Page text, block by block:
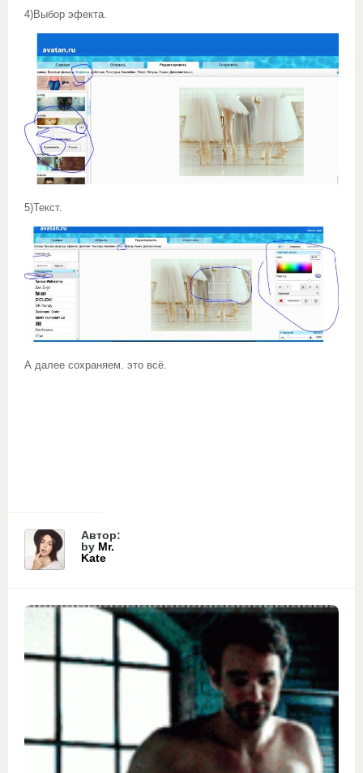
4)Выбор эфекта.
5)Текст.
А далее сохраняем. это всё.
Автор:
by Mr.
Kate